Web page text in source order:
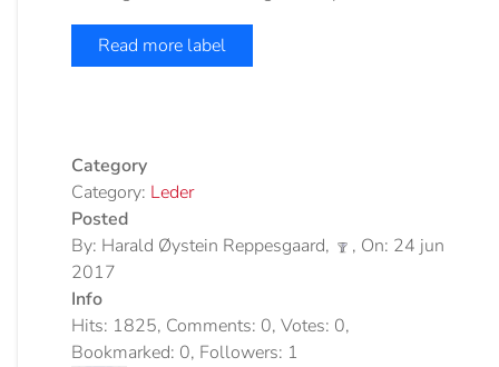
Read more label
Category
Category: Leder
Posted
By: Harald Øystein Reppesgaard,
, On: 24 jun
2017
Info
Hits: 1825, Comments: 0, Votes: 0,
Bookmarked: 0, Followers: 1